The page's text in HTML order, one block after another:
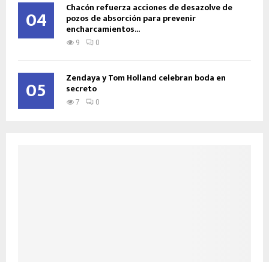
04 Chacón refuerza acciones de desazolve de
pozos de absorción para prevenir
encharcamientos...
9 0
05 Zendaya y Tom Holland celebran boda en
secreto
7 0